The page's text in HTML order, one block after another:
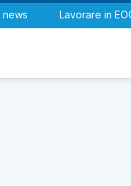
Lavorare in
Urologia